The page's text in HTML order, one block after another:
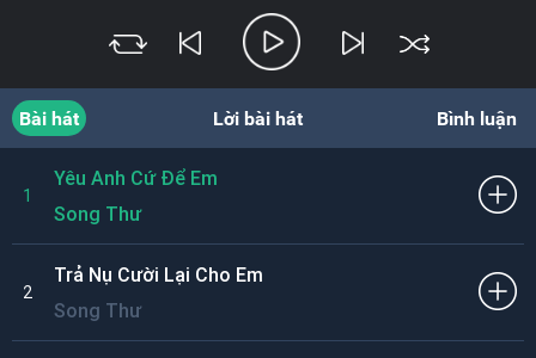
Bài hát Lời bài hát Bình luận
1
Yêu Anh Cứ Để Em
Song Thư
2
Trả Nụ Cười Lại Cho Em
Song Thư